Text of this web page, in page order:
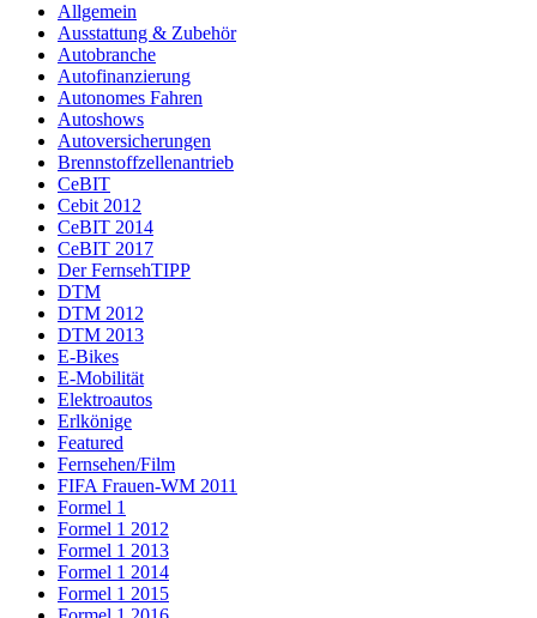
Allgemein
Ausstattung & Zubehör
Autobranche
Autofinanzierung
Autonomes Fahren
Autoshows
Autoversicherungen
Brennstoffzellenantrieb
CeBIT
Cebit 2012
CeBIT 2014
CeBIT 2017
Der FernsehTIPP
DTM
DTM 2012
DTM 2013
E-Bikes
E-Mobilität
Elektroautos
Erlkönige
Featured
Fernsehen/Film
FIFA Frauen-WM 2011
Formel 1
Formel 1 2012
Formel 1 2013
Formel 1 2014
Formel 1 2015